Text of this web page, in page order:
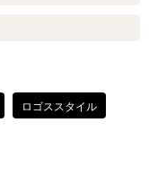
ロゴススタイル